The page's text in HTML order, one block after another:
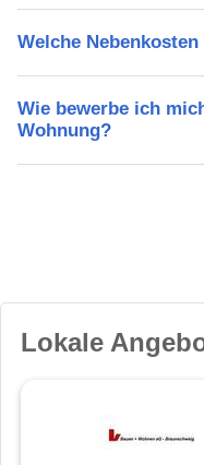
Welche
Wie bewerbe ich
Wohnung?
Lokale